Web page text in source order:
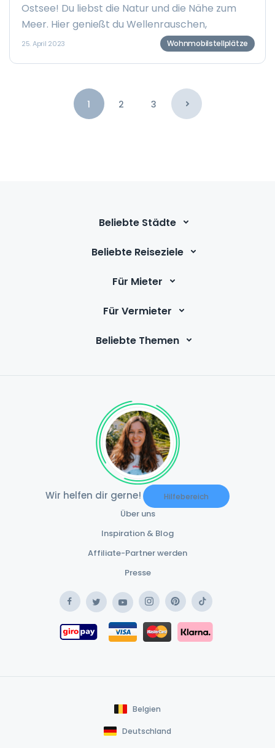
Ostsee! Du liebst die Natur und die Nähe zum
Meer. Hier genießt du Wellenrauschen,
Strandwanderungen oder Radtouren in einer
der schönsten Regionen Deutschlands.
moderne Badeorte. Die Küstenregion in
Norddeutschland hat viel zu bieten. Wir haben
uns auf die Suche nach den schönsten
die polnische Grenze und zeigen dir unterwegs
25. April 2023 Wohnmobilstellplätze
1 2 3
Beliebte Städte
Beliebte Reiseziele
Für Mieter
Für Vermieter
Beliebte Themen
Wir helfen dir gerne! Hilfebereich
Über uns
Inspiration & Blog
Affiliate-Partner werden
Presse
FacebookTwitterYouTubeInstagramPinterestTikTok
Safe Payment GiropaySafe Payment Card
Safe Payment
Belgien
Deutschland